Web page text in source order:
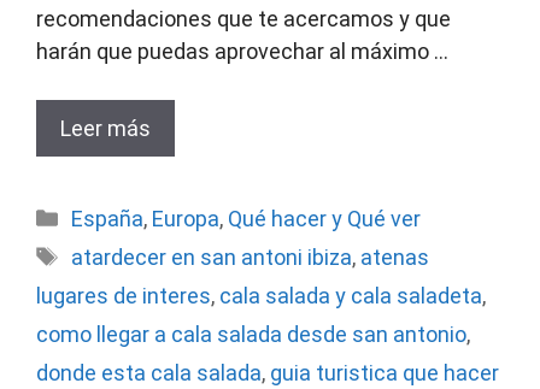
recomendaciones que te acercamos y que
harán que puedas aprovechar al máximo …
Leer más
Categorías
España, Europa, Qué hacer y Qué ver
Etiquetas
atardecer en san antoni ibiza, atenas
lugares de interes, cala salada y cala saladeta,
como llegar a cala salada desde san antonio,
donde esta cala salada, guia turistica que hacer